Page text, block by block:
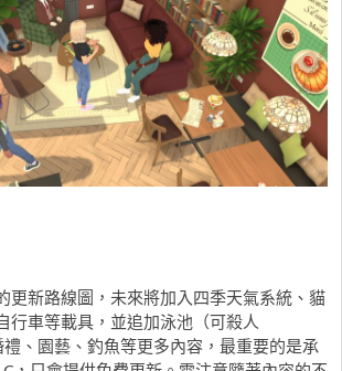
更新路線圖，未來將加入四季天氣系統、貓
行車等載具，並追加泳池（可殺人
、園藝、釣魚等更多內容，最重要的是承